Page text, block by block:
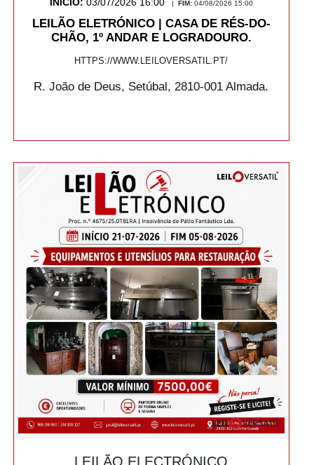
INICIO: 03/07/2026 16:00 FIM: 04/08/2026 15:00
LEILÃO ELETRÓNICO | CASA DE RÉS-DO-
CHÃO, 1º ANDAR E LOGRADOURO.
HTTPS://WWW.LEILOVERSATIL.PT/
R. João de Deus, Setúbal, 2810-001 Almada.
LEILÃO ELECTRÓNICO